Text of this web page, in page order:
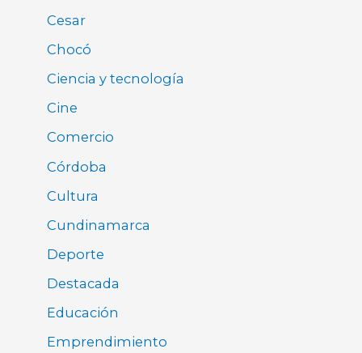
Cesar
Chocó
Ciencia y tecnología
Cine
Comercio
Córdoba
Cultura
Cundinamarca
Deporte
Destacada
Educación
Emprendimiento